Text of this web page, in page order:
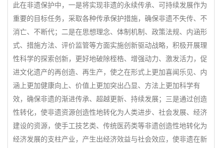
此在非遗保护中，一是将实现非遗的永续传承、可持续发展作为
重要的目标任务，采取各种传承保护措施，确保非遗不失传、不
消亡、不断代；二是在思想理念、体制机制、政策法规、内涵形
式、措施方法、评价监管等方面实施创新驱动战略，积极开展理
性科学的探索创新，更好地破除桎梏、增强动力、激发活力，促
进文化遗产的再创造、再生产，使之在形式上更加喜闻乐见、内
涵上更加健康向上、价值上更加突出凸显、方法上更加科学有
效，确保非遗的渐进传承、超越更新、持续发展；三是通过创造
性转化，使非遗资源创造性地转化为人类进步、社会发展、经济
建设的资源，使手工技艺类、传统医药类等非遗创造性地转化为
经济发展的支柱产业，产生出经济效益与社会效应，使非遗在新